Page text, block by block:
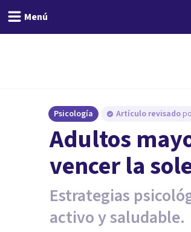
Menú
Psicología Artículo revisado
Adultos
vencer la
Estrategias
activo y saludable.